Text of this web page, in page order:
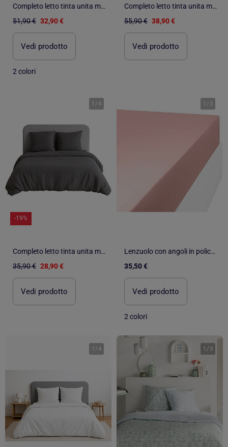
Completo letto tinta unita micro lavata
51,90 € 32,90 €
Vedi prodotto
2 colori
Completo letto tinta unita micro lavata
55,90 € 38,90 €
Vedi prodotto
1 /4
-19%
Completo letto tinta unita micro lavata
35,90 € 28,90 €
Vedi prodotto
1 / 3
Lenzuolo con angoli in policotone 57 fili AISANCE
35,50 €
Vedi prodotto
2 colori
1 /4 1 / 3